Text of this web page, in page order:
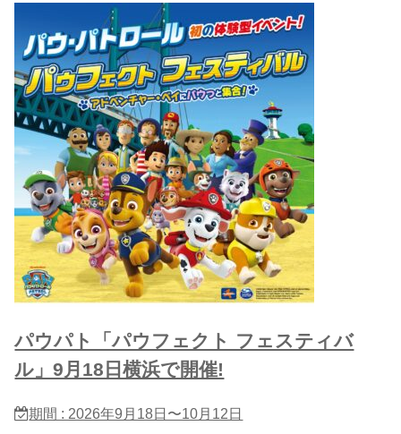
パウパト「パウフェクト フェスティバ
ル」9月18日横浜で開催!
期間 : 2026年9月18日〜10月12日